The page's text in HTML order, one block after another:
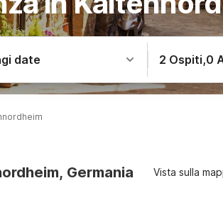
date 2 Ospiti,0
Germania Vista sulla